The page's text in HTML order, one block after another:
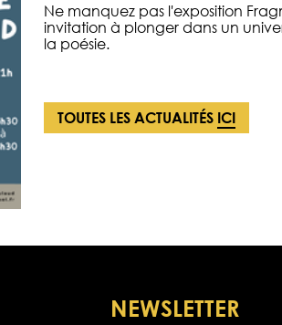
Ne manquez pas l'exposition
invitation à plonger dans un
la poésie.
TOUTES LES ACTUALITÉS ICI
NEWSLETTER